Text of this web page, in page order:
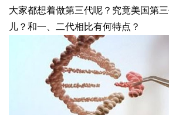
大家都想着做第三代呢？究竟美国第
儿？和一、二代相比有何特点？